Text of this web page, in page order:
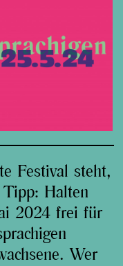
Festival steht,
Halten
2024 frei für
Wer